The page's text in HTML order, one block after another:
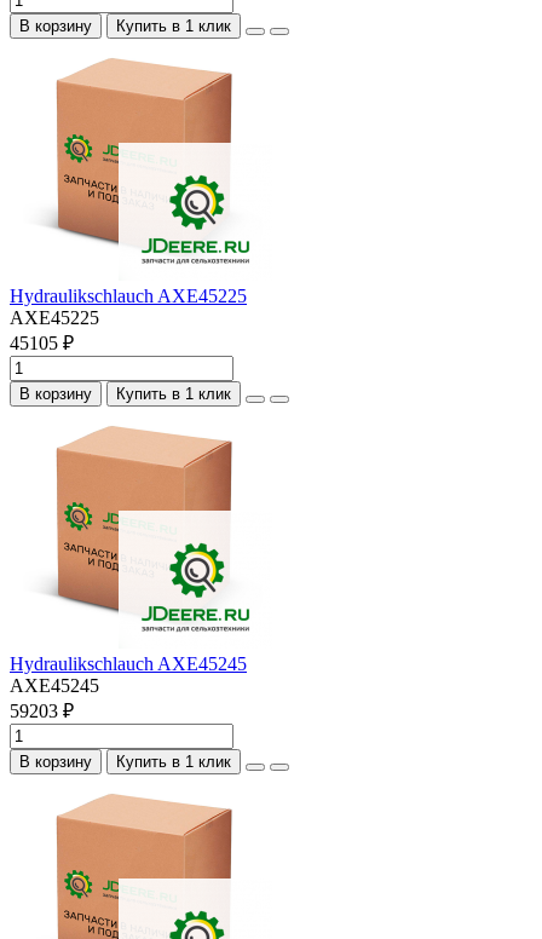
В корзину Купить в 1 клик
Hydraulikschlauch AXE45225
AXE45225
45105 ₽
В корзину Купить в 1 клик
Hydraulikschlauch AXE45245
AXE45245
59203 ₽
В корзину Купить в 1 клик